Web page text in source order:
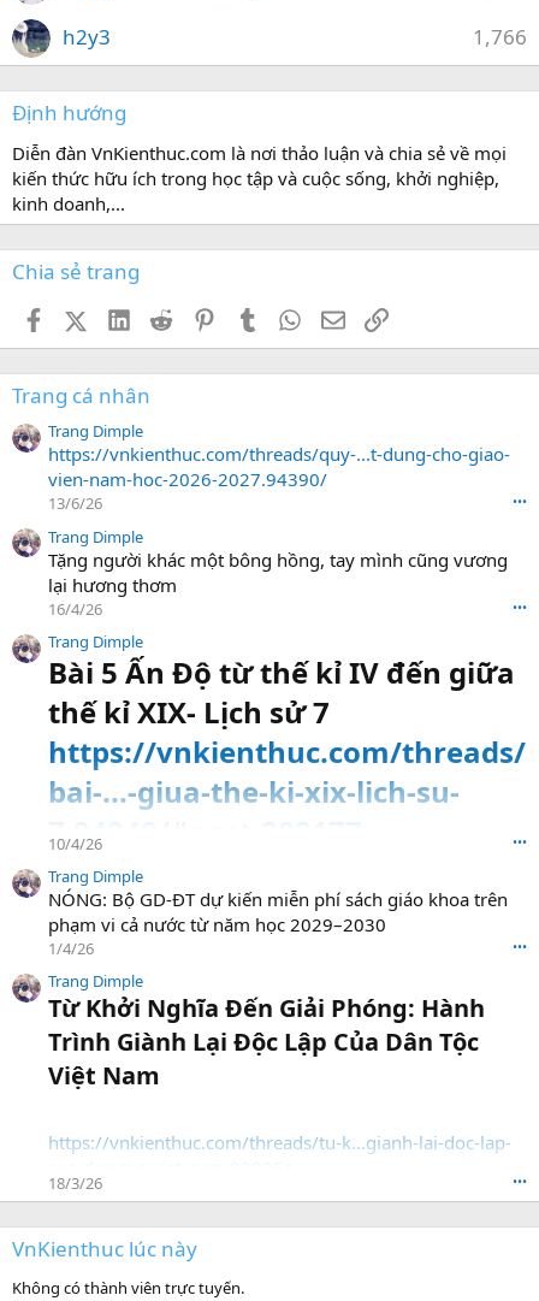
1,766
h2y3
Định hướng
Diễn đàn VnKienthuc.com là nơi thảo luận và chia sẻ về mọi
kiến thức hữu ích trong học tập và cuộc sống, khởi nghiệp,
kinh doanh,...
Chia sẻ trang
FacebookX (Twitter)
LinkedIn
Reddit PinterestTumblr WhatsApp
EmailLink
Trang cá nhân
Trang Dimple
https://vnkienthuc.com/threads/quy-...t-dung-cho-giao-
vien-nam-hoc-2026-2027.94390/
13/6/26 •••
Trang Dimple
Tặng người khác một bông hồng, tay mình cũng vương
lại hương thơm
16/4/26 •••
Trang Dimple
Bài 5 Ấn Độ từ thế kỉ IV đến giữa
thế kỉ XIX- Lịch sử 7
https://vnkienthuc.com/threads/
bai-...-giua-the-ki-xix-lich-su-
7.94040/#post-202177
10/4/26 •••
Trang Dimple
NÓNG: Bộ GD-ĐT dự kiến miễn phí sách giáo khoa trên
phạm vi cả nước từ năm học 2029–2030
1/4/26 •••
Trang Dimple
Từ Khởi Nghĩa Đến Giải Phóng: Hành
Trình Giành Lại Độc Lập Của Dân Tộc
Việt Nam​
https://vnkienthuc.com/threads/tu-k...gianh-lai-doc-lap-
18/3/26 •••
VnKienthuc lúc này
Không có thành viên trực tuyến.